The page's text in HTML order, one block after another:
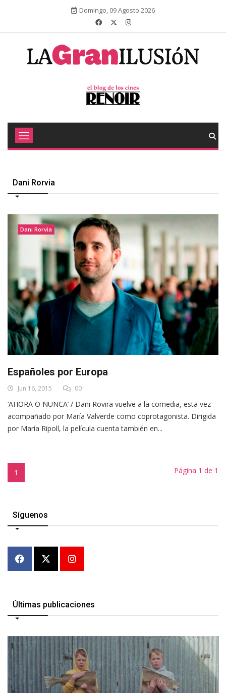
Domingo, 09 Agosto 2026
Dani Rorvia
Dani Rorvia
Españoles por Europa
Jun 16, 2015 00
‘AHORA O NUNCA’ / Dani Rovira vuelve a la comedia, esta vez
acompañado por María Valverde como coprotagonista. Dirigida
por María Ripoll, la película cuenta también en...
1 Página 1 de 1
Síguenos
Últimas publicaciones